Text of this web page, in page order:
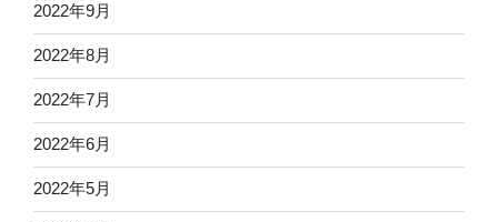
2022年9月
2022年8月
2022年7月
2022年6月
2022年5月